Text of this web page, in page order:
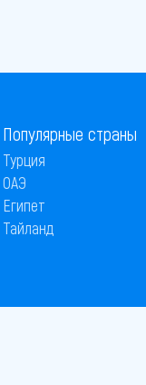
Популярные страны
Турция
ОАЭ
Египет
Тайланд